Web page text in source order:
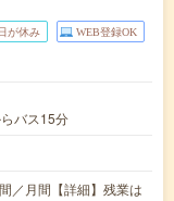
が休み WEB登録OK
バス15分
／月間【詳細】残業は